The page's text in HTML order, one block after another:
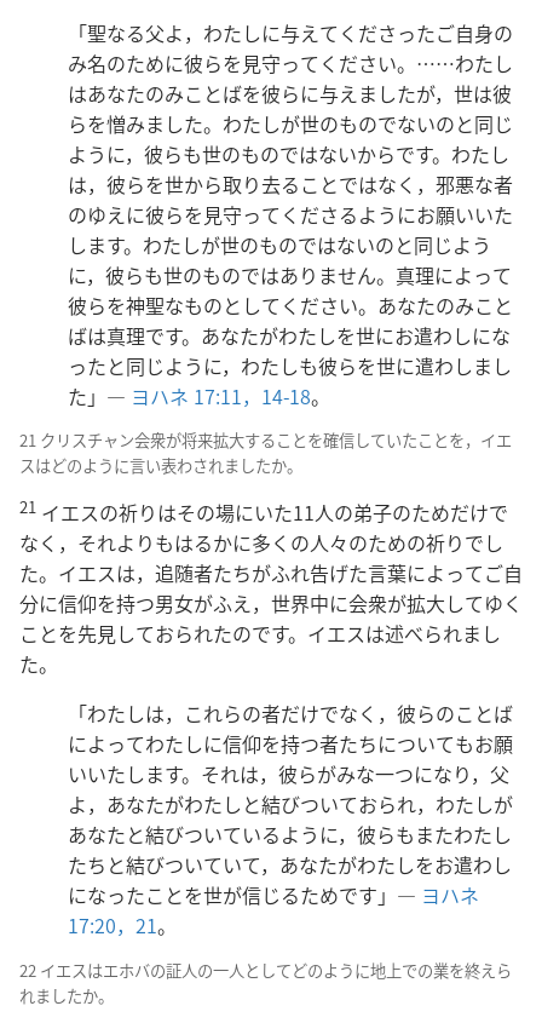
「聖なる父よ，わたしに与えてくださったご自身の
み名のために彼らを見守ってください。……わたし
はあなたのみことばを彼らに与えましたが，世は彼
らを憎みました。わたしが世のものでないのと同じ
ように，彼らも世のものではないからです。わたし
は，彼らを世から取り去ることではなく，邪悪な者
のゆえに彼らを見守ってくださるようにお願いいた
します。わたしが世のものではないのと同じよう
に，彼らも世のものではありません。真理によって
彼らを神聖なものとしてください。あなたのみこと
ばは真理です。あなたがわたしを世にお遣わしにな
ったと同じように，わたしも彼らを世に遣わしまし
た」― ヨハネ 17:11， 14-18。
21 クリスチャン会衆が将来拡大することを確信していたことを，イエ
スはどのように言い表わされましたか。
21 イエスの祈りはその場にいた11人の弟子のためだけで
なく，それよりもはるかに多くの人々のための祈りでし
た。イエスは，追随者たちがふれ告げた言葉によってご自
分に信仰を持つ男女がふえ，世界中に会衆が拡大してゆく
ことを先見しておられたのです。イエスは述べられまし
た。
「わたしは，これらの者だけでなく，彼らのことば
によってわたしに信仰を持つ者たちについてもお願
いいたします。それは，彼らがみな一つになり，父
よ，あなたがわたしと結びついておられ，わたしが
あなたと結びついているように，彼らもまたわたし
たちと結びついていて，あなたがわたしをお遣わし
になったことを世が信じるためです」― ヨハネ
17:20，21。
22 イエスはエホバの証人の一人としてどのように地上での業を終えら
れましたか。